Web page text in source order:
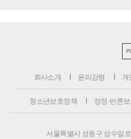
회사소개 윤리강령 개
청소년보호정책 정정·반론
서울특별시 성동구 성수일